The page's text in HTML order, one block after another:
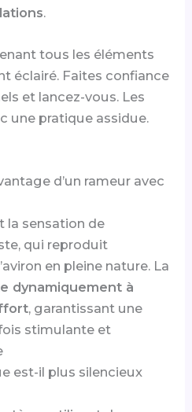
.
tous les éléments
éclairé. Faites confiance
et lancez-vous. Les
une pratique assidue.
d’un rameur avec
la sensation de
qui reproduit
en pleine nature. La
dynamiquement à
, garantissant une
stimulante et
est-il plus silencieux